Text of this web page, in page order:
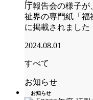
庁報告会の様子が
祉界の専門紙「福
に掲載されました
2024.08.01
すべて
お知らせ
お知らせ